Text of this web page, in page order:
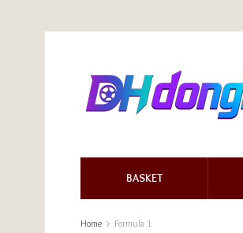
BASKET
Home Formula 1